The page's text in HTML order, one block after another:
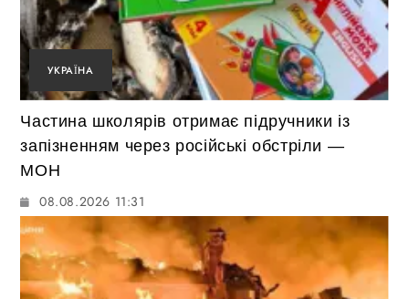
УКРАЇНА
Частина школярів отримає підручники із
запізненням через російські обстріли —
МОН
08.08.2026 11:31